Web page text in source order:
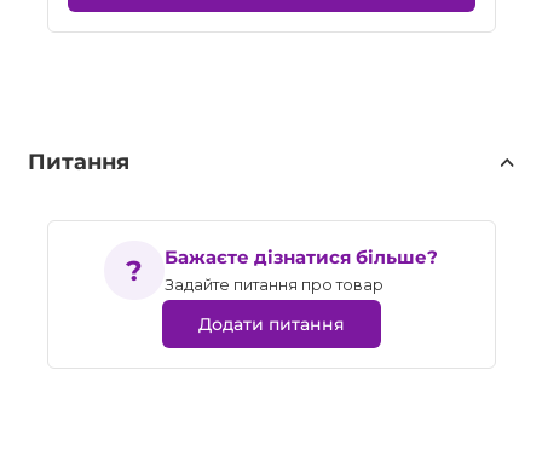
Питання
Бажаєте дізнатися більше?
Задайте питання про товар
Додати питання